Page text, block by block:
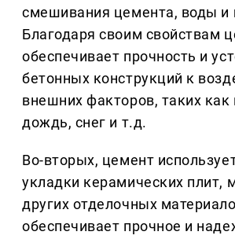
смешивания цемента, воды и
Благодаря своим свойствам
обеспечивает прочность и
бетонных конструкций к
внешних факторов, таких как
дождь, снег и т.д.
Во-вторых, цемент
укладки керамических плит,
других отделочных
обеспечивает прочное и